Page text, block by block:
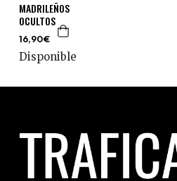
MADRILEÑOS
OCULTOS
16,90€
Disponible